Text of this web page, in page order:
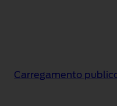
Carregamento